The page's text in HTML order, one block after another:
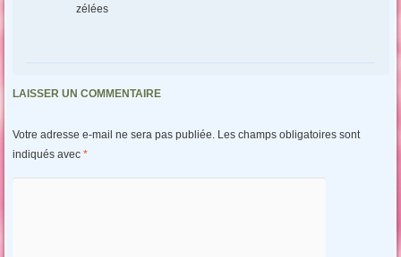
zélées
LAISSER UN COMMENTAIRE
Votre adresse e-mail ne sera pas publiée. Les champs obligatoires sont
indiqués avec *